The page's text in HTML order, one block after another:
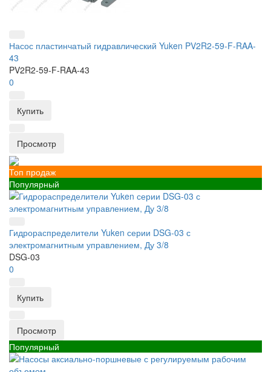
Насос пластинчатый гидравлический Yuken PV2R2-59-F-RAA-
43
PV2R2-59-F-RAA-43
0
Купить
Просмотр
Топ продаж
Популярный
Гидрораспределители Yuken серии DSG-03 с
электромагнитным управлением, Ду 3/8
DSG-03
0
Купить
Просмотр
Популярный